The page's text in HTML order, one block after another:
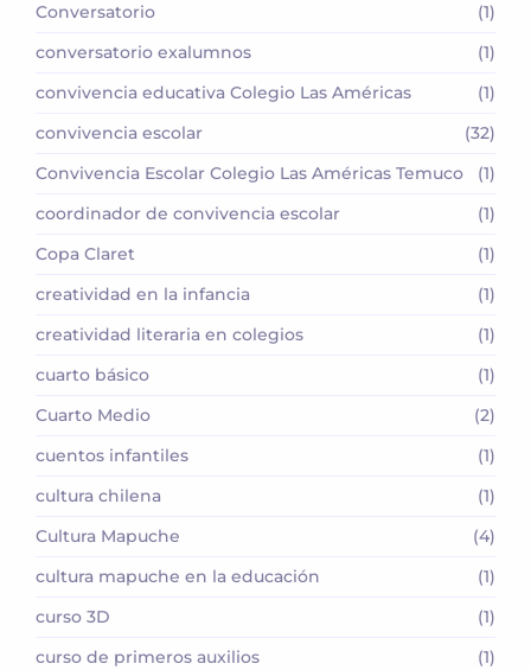
Conversatorio
(1)
conversatorio exalumnos
(1)
convivencia educativa Colegio Las Américas
(1)
convivencia escolar
(32)
Convivencia Escolar Colegio Las Américas Temuco
(1)
coordinador de convivencia escolar
(1)
Copa Claret
(1)
creatividad en la infancia
(1)
creatividad literaria en colegios
(1)
cuarto básico
(1)
Cuarto Medio
(2)
cuentos infantiles
(1)
cultura chilena
(1)
Cultura Mapuche
(4)
cultura mapuche en la educación
(1)
curso 3D
(1)
curso de primeros auxilios
(1)